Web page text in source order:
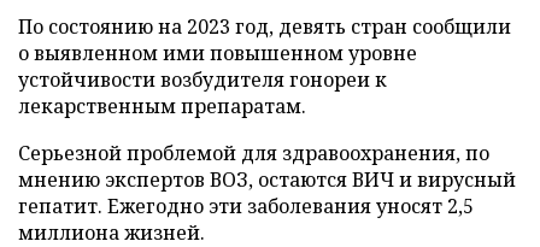
По состоянию на 2023 год, девять стран сообщили
о выявленном ими повышенном уровне
устойчивости возбудителя гонореи к
лекарственным препаратам.
Серьезной проблемой для здравоохранения, по
мнению экспертов ВОЗ, остаются ВИЧ и вирусный
гепатит. Ежегодно эти заболевания уносят 2,5
миллиона жизней.